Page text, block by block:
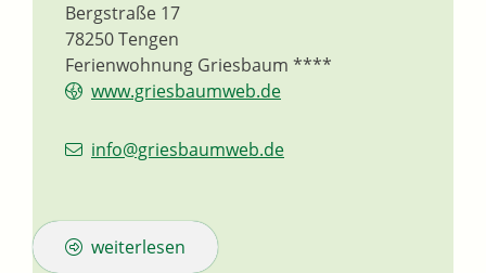
Ferienwohnung Griesbaum ****
Bergstraße 17
78250Tengen
www.griesbaumweb.de
info@griesbaumweb.de
weiterlesen